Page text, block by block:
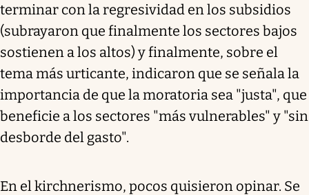
terminar con la regresividad en los subsidios
(subrayaron que finalmente los sectores bajos
sostienen a los altos) y finalmente, sobre el
tema más urticante, indicaron que se señala la
importancia de que la moratoria sea "justa", que
beneficie a los sectores "más vulnerables" y "sin
desborde del gasto".
En el kirchnerismo, pocos quisieron opinar. Se